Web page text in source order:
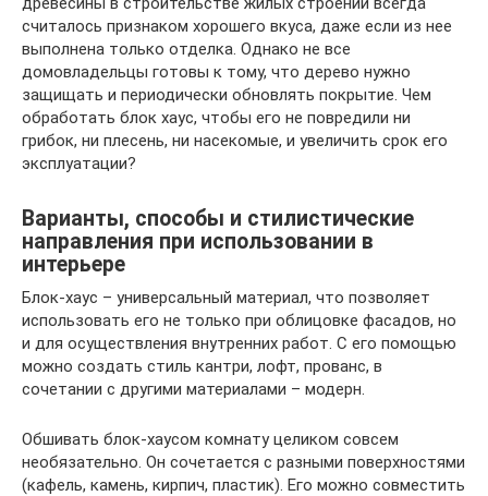
считалось признаком хорошего вкуса, даже если из нее
выполнена только отделка. Однако не все
домовладельцы готовы к тому, что дерево нужно
защищать и периодически обновлять покрытие. Чем
обработать блок хаус, чтобы его не повредили ни
грибок, ни плесень, ни насекомые, и увеличить срок его
эксплуатации?
Варианты, способы и стилистические
направления при использовании в
интерьере
Блок-хаус – универсальный материал, что позволяет
использовать его не только при облицовке фасадов, но
и для осуществления внутренних работ. С его помощью
можно создать стиль кантри, лофт, прованс, в
сочетании с другими материалами – модерн.
Обшивать блок-хаусом комнату целиком совсем
необязательно. Он сочетается с разными поверхностями
(кафель, камень, кирпич, пластик). Его можно совместить